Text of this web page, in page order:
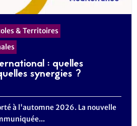
& Territoires
: quelles
synergies ?
à l'automne 2026. La nouvelle